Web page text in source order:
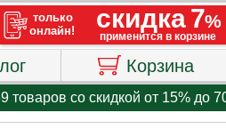
Корзина
товаров со скидкой от 15% до